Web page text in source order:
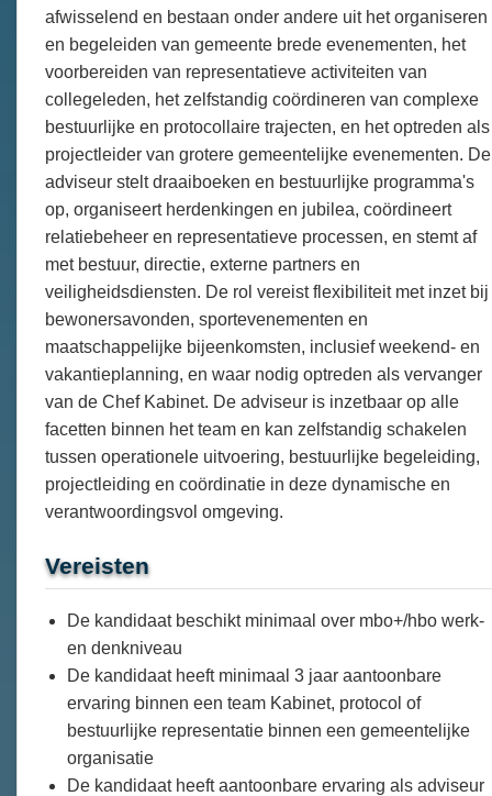
afwisselend en bestaan onder andere uit het organiseren
en begeleiden van gemeente brede evenementen, het
voorbereiden van representatieve activiteiten van
collegeleden, het zelfstandig coördineren van complexe
bestuurlijke en protocollaire trajecten, en het optreden als
projectleider van grotere gemeentelijke evenementen. De
adviseur stelt draaiboeken en bestuurlijke programma's
op, organiseert herdenkingen en jubilea, coördineert
relatiebeheer en representatieve processen, en stemt af
met bestuur, directie, externe partners en
veiligheidsdiensten. De rol vereist flexibiliteit met inzet bij
bewonersavonden, sportevenementen en
maatschappelijke bijeenkomsten, inclusief weekend- en
vakantieplanning, en waar nodig optreden als vervanger
van de Chef Kabinet. De adviseur is inzetbaar op alle
facetten binnen het team en kan zelfstandig schakelen
tussen operationele uitvoering, bestuurlijke begeleiding,
projectleiding en coördinatie in deze dynamische en
verantwoordingsvol omgeving.
Vereisten
De kandidaat beschikt minimaal over mbo+/hbo werk-
en denkniveau
De kandidaat heeft minimaal 3 jaar aantoonbare
ervaring binnen een team Kabinet, protocol of
bestuurlijke representatie binnen een gemeentelijke
organisatie
De kandidaat heeft aantoonbare ervaring als adviseur